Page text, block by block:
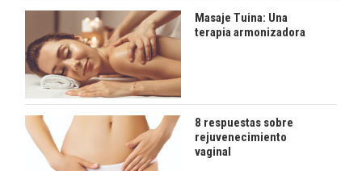
Masaje Tuina: Una
terapia armonizadora
8 respuestas sobre
rejuvenecimiento
vaginal